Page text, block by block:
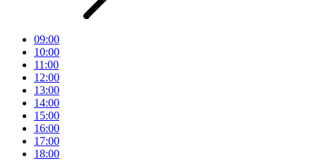
09:00
10:00
11:00
12:00
13:00
14:00
15:00
16:00
17:00
18:00